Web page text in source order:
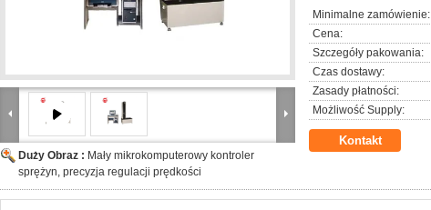
Duży Obraz : Mały mikrokomputerowy kontroler
sprężyn, precyzja regulacji prędkości
Minimalne zamówienie:
Cena:
Szczegóły pakowania:
Czas dostawy:
Zasady płatności:
Możliwość Supply:
Kontakt